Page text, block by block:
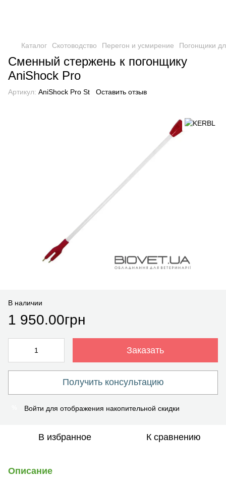
Каталог Скотоводство Перегон и усмирение Погонщики
Сменный стержень к погонщику
AniShock Pro
Артикул: AniShock Pro St Оставить отзыв
В наличии
1 950.00грн
Заказать
Получить консультацию
Войти для отображения накопительной скидки
В избранное К сравнению
Описание